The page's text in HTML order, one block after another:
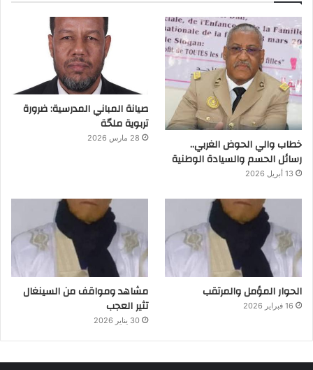
خطاب والي الحوض الغربي..
رسائل الحسم والسيادة الوطنية
13 أبريل 2026
صيانة المباني المدرسية: ضرورة
تربوية ملحّة
28 مارس 2026
الحوار المؤمل والمرتقب
16 فبراير 2026
مشاهد ومواقف من السينغال
تثير العجب
30 يناير 2026